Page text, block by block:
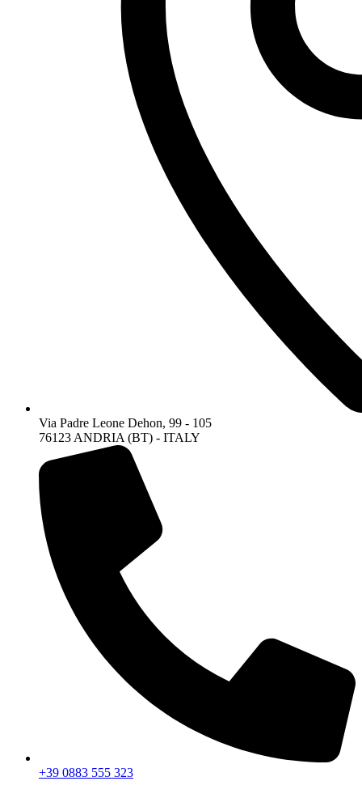
Via Padre Leone Dehon, 99 - 105
76123 ANDRIA (BT) - ITALY
+39 0883 555 323